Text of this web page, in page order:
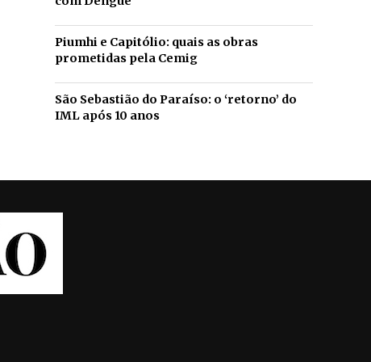
Piumhi e Capitólio: quais as obras
prometidas pela Cemig
São Sebastião do Paraíso: o ‘retorno’ do
IML após 10 anos